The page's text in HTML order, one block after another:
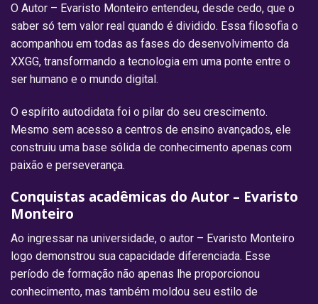
O Autor – Evaristo Monteiro entendeu, desde cedo, que o
saber só tem valor real quando é dividido. Essa filosofia o
acompanhou em todas as fases do desenvolvimento da
XXGG, transformando a tecnologia em uma ponte entre o
ser humano e o mundo digital.
O espírito autodidata foi o pilar do seu crescimento.
Mesmo sem acesso a centros de ensino avançados, ele
construiu uma base sólida de conhecimento apenas com
paixão e perseverança.
Conquistas acadêmicas do Autor – Evaristo
Monteiro
Ao ingressar na universidade, o autor – Evaristo Monteiro
logo demonstrou sua capacidade diferenciada. Esse
período de formação não apenas lhe proporcionou
conhecimento, mas também moldou seu estilo de